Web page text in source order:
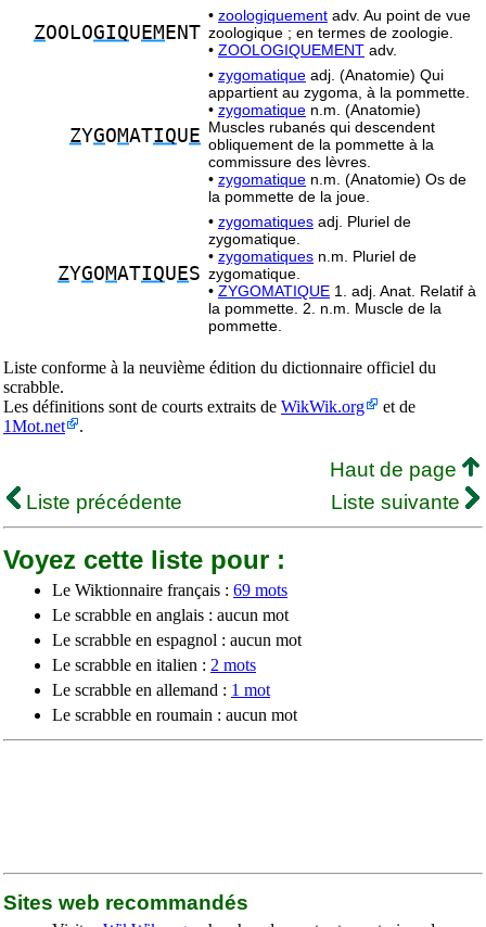
ZOOLOGIQU EM ENT
• zoologiquement adv. Au point de vue
zoologique ; en termes de zoologie.
• ZOOLOGIQUEMENT adv.
ZYGOMATIQU E
• zygomatique adj. (Anatomie) Qui
appartient au zygoma, à la pommette.
• zygomatique n.m. (Anatomie)
Muscles rubanés qui descendent
obliquement de la pommette à la
commissure des lèvres.
• zygomatique n.m. (Anatomie) Os de
la pommette de la joue.
ZYGOMATIQU ES
• zygomatiques adj. Pluriel de
zygomatique.
• zygomatiques n.m. Pluriel de
zygomatique.
• ZYGOMATIQUE 1. adj. Anat. Relatif à
la pommette. 2. n.m. Muscle de la
pommette.
Liste conforme à la neuvième édition du dictionnaire officiel du
scrabble.
Les définitions sont de courts extraits de WikWik.org
et de
1Mot.net
.
Haut de page
Liste précédente
Liste suivante
Voyez cette liste pour :
Le Wiktionnaire français : 69 mots
Le scrabble en anglais : aucun mot
Le scrabble en espagnol : aucun mot
Le scrabble en italien : 2 mots
Le scrabble en allemand : 1 mot
Le scrabble en roumain : aucun mot
Sites web recommandés